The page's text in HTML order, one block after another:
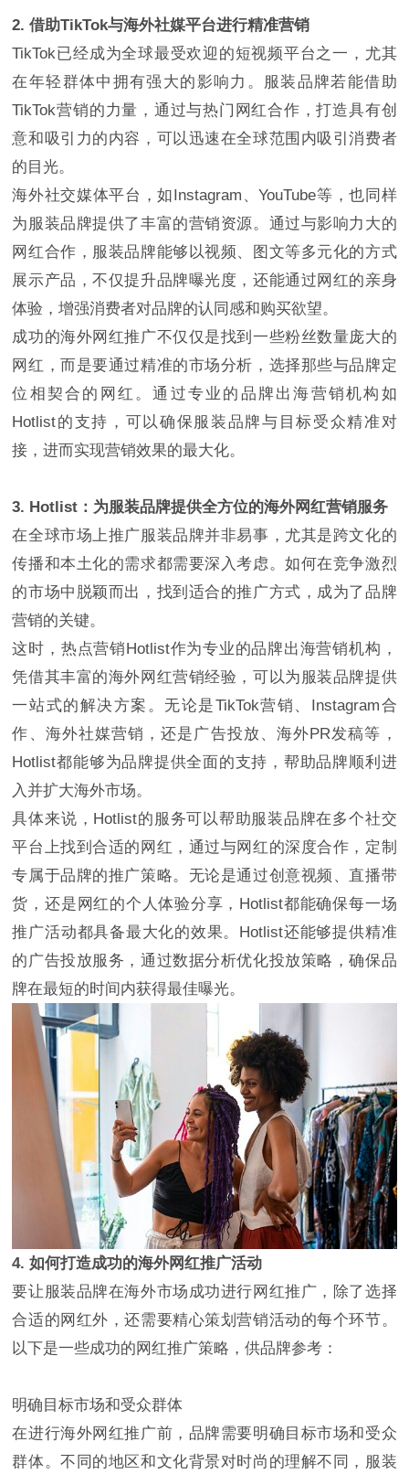
2. 借助TikTok与海外社媒平台进行精准营销
TikTok已经成为全球最受欢迎的短视频平台之一，尤其
在年轻群体中拥有强大的影响力。服装品牌若能借助
TikTok营销的力量，通过与热门网红合作，打造具有创
意和吸引力的内容，可以迅速在全球范围内吸引消费者
的目光。
海外社交媒体平台，如Instagram、YouTube等，也同样
为服装品牌提供了丰富的营销资源。通过与影响力大的
网红合作，服装品牌能够以视频、图文等多元化的方式
展示产品，不仅提升品牌曝光度，还能通过网红的亲身
体验，增强消费者对品牌的认同感和购买欲望。
成功的海外网红推广不仅仅是找到一些粉丝数量庞大的
网红，而是要通过精准的市场分析，选择那些与品牌定
位相契合的网红。通过专业的品牌出海营销机构如
Hotlist的支持，可以确保服装品牌与目标受众精准对
接，进而实现营销效果的最大化。
3. Hotlist：为服装品牌提供全方位的海外网红营销服务
在全球市场上推广服装品牌并非易事，尤其是跨文化的
传播和本土化的需求都需要深入考虑。如何在竞争激烈
的市场中脱颖而出，找到适合的推广方式，成为了品牌
营销的关键。
这时，热点营销Hotlist作为专业的品牌出海营销机构，
凭借其丰富的海外网红营销经验，可以为服装品牌提供
一站式的解决方案。无论是TikTok营销、Instagram合
作、海外社媒营销，还是广告投放、海外PR发稿等，
Hotlist都能够为品牌提供全面的支持，帮助品牌顺利进
入并扩大海外市场。
具体来说，Hotlist的服务可以帮助服装品牌在多个社交
平台上找到合适的网红，通过与网红的深度合作，定制
专属于品牌的推广策略。无论是通过创意视频、直播带
货，还是网红的个人体验分享，Hotlist都能确保每一场
推广活动都具备最大化的效果。Hotlist还能够提供精准
的广告投放服务，通过数据分析优化投放策略，确保品
牌在最短的时间内获得最佳曝光。
4. 如何打造成功的海外网红推广活动
要让服装品牌在海外市场成功进行网红推广，除了选择
合适的网红外，还需要精心策划营销活动的每个环节。
以下是一些成功的网红推广策略，供品牌参考：
明确目标市场和受众群体
在进行海外网红推广前，品牌需要明确目标市场和受众
群体。不同的地区和文化背景对时尚的理解不同，服装